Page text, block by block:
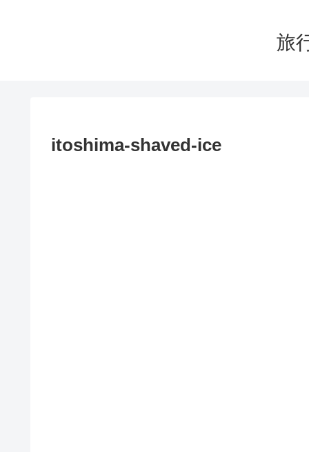
旅
itoshima-shaved-ice